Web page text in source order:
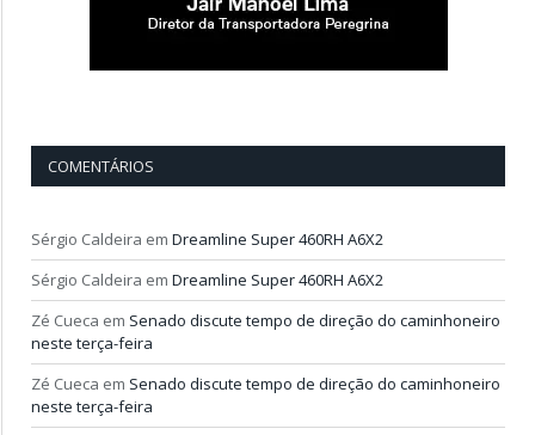
COMENTÁRIOS
Sérgio Caldeira em Dreamline Super 460RH A6X2
Sérgio Caldeira em Dreamline Super 460RH A6X2
Zé Cueca em Senado discute tempo de direção do caminhoneiro
neste terça-feira
Zé Cueca em Senado discute tempo de direção do caminhoneiro
neste terça-feira